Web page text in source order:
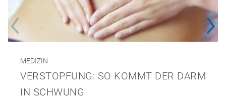
MEDIZIN
VERSTOPFUNG: SO KOMMT DER DARM
IN SCHWUNG